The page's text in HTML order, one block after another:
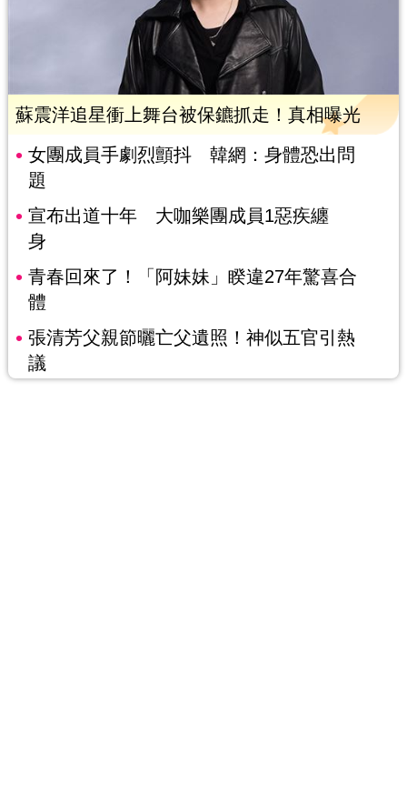
蘇震洋追星衝上舞台被保鑣抓走！真相曝光
女團成員手劇烈顫抖 韓網：身體恐出問
題
宣布出道十年 大咖樂團成員1惡疾纏
身
青春回來了！「阿妹妹」睽違27年驚喜合
體
張清芳父親節曬亡父遺照！神似五官引熱
議